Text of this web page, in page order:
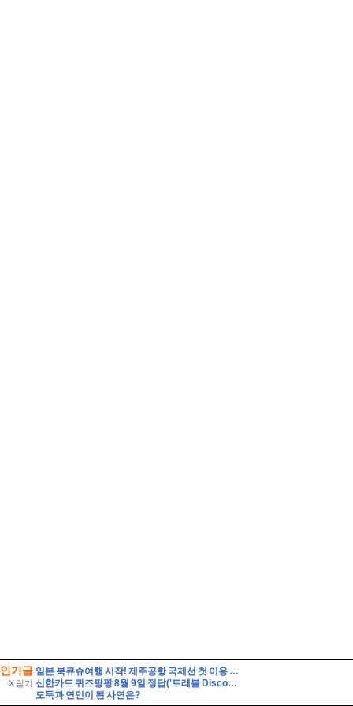
인기글
X 닫기
일본 북큐슈여행 시작! 제주공항 국제선 첫 이용 후기, 출국 준비부터 바이오정보 등록까지
신한카드 퀴즈팡팡 8월 9일 정답('트래블 Discover-Day! 준비부터 설레는 여행 필수 아이템 특가전'에서 판매되는 특가 상품이 아닌 것은?)
도둑과 연인이 된 사연은?